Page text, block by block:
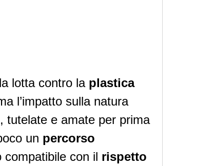
lotta contro la plastica
l’impatto sulla natura
tutelate e amate per prima
un percorso
con il rispetto